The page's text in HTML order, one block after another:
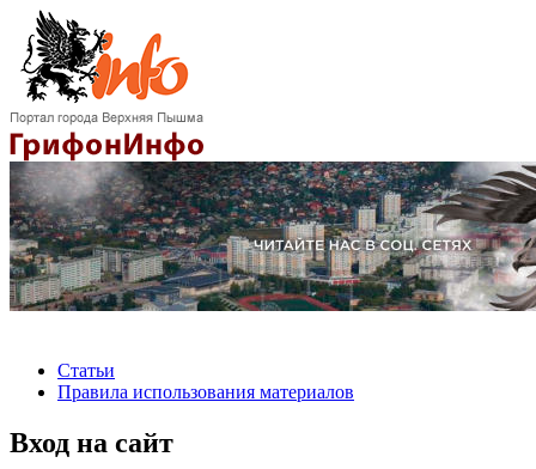
Статьи
Правила использования материалов
Вход на сайт